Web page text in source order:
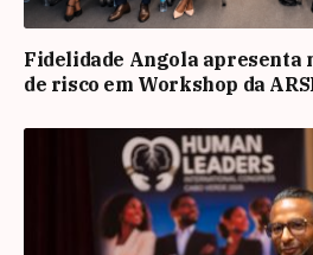
Fidelidade Angola apresenta
de risco em Workshop da